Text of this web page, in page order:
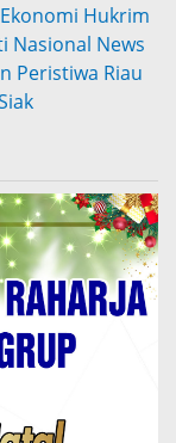
Ekonomi Hukrim
Nasional News
Peristiwa Riau